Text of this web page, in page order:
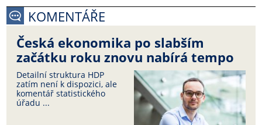
KOMENTÁŘE
Česká ekonomika po slabším
začátku roku znovu nabírá tempo
Detailní struktura HDP
zatím není k dispozici, ale
komentář statistického
úřadu ...